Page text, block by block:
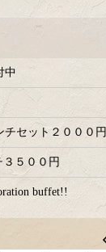
中
セット２０００円
５００円
buffet!!